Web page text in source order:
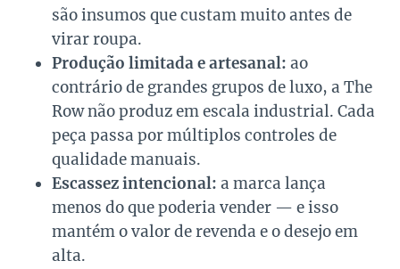
são insumos que custam muito antes de
virar roupa.
Produção limitada e artesanal: ao
contrário de grandes grupos de luxo, a The
Row não produz em escala industrial. Cada
peça passa por múltiplos controles de
qualidade manuais.
Escassez intencional: a marca lança
menos do que poderia vender — e isso
mantém o valor de revenda e o desejo em
alta.